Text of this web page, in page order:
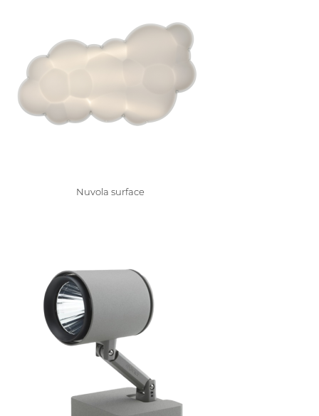
Nuvola surface